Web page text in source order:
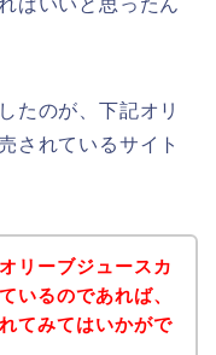
ばいいと思ったん
たのが、下記オリ
されているサイト
リーブジュースカ
いるのであれば、
てみてはいかがで